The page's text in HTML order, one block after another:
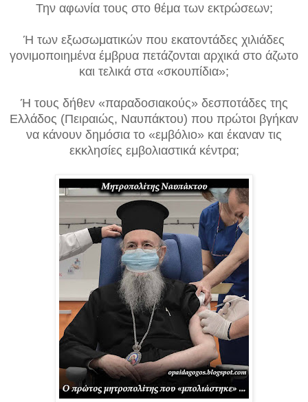
Την αφωνία τους στο θέμα των εκτρώσεων;
Ή των εξωσωματικών που εκατοντάδες χιλιάδες
γονιμοποιημένα έμβρυα πετάζονται αρχικά στο άζωτο
και τελικά στα «σκουπίδια»;
Ή τους δήθεν «παραδοσιακούς» δεσποτάδες της
Ελλάδος (Πειραιώς, Ναυπάκτου) που πρώτοι βγήκαν
να κάνουν δημόσια το «εμβόλιο» και έκαναν τις
εκκλησίες εμβολιαστικά κέντρα;